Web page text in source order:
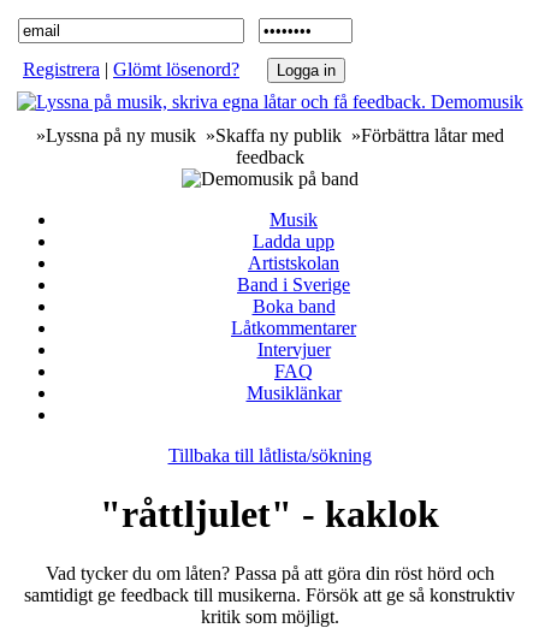
Registrera | Glömt lösenord?
»Lyssna på ny musik »Skaffa ny publik »Förbättra låtar med
feedback
Musik
Ladda upp
Artistskolan
Band i Sverige
Boka band
Låtkommentarer
Intervjuer
FAQ
Musiklänkar
Tillbaka till låtlista/sökning
"råttljulet" - kaklok
Vad tycker du om låten? Passa på att göra din röst hörd och
samtidigt ge feedback till musikerna. Försök att ge så konstruktiv
kritik som möjligt.